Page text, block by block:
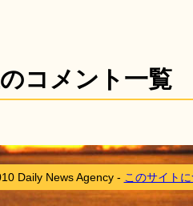
コメント一覧
Daily News Agency - このサイト